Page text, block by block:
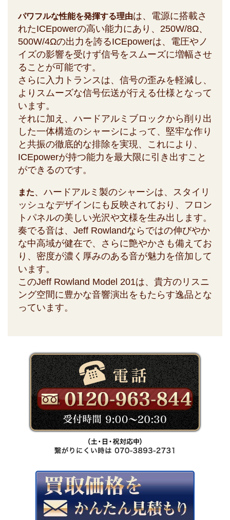
パワフルな性能を発揮する理由は、電源に搭載さ
れたICEpowerの高い能力にあり、250W/8Ω、
500W/4Ωの出力を誇るICEpowerは、電圧やノ
イズの影響を受けず信号をスムーズに増幅させ
ることが可能です。
さらに入力トランスは、信号の歪みを軽減し、
よりスムーズな信号伝送が行える仕様となって
います。
それに加え、ハードアルミブロックから削り出
した一体構造のシャーシによって、堅牢な作り
と共振の徹底的な排除を実現、これにより、
ICEpowerが持つ能力を最大限に引き出すこと
ができるのです。
また、ハードアルミ製のシャーシは、スタイリ
ッシュなデザインにも反映されており、フロン
トパネルの美しい光沢や文様を生み出します。
奏でる音は、Jeff Rowlandならではの伸びやか
な中高域が健在で、さらに艶やかさも備えてお
り、密度が濃く厚みのある音が魅力を倍加して
います。
このJeff Rowland Model 201は、貴方のリスニ
ング空間に豊かな音響演出をもたらす逸品とな
っています。